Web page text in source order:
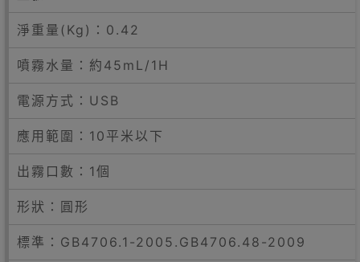
淨重量(Kg)：0.42
噴霧水量：約45mL/1H
電源方式：USB
應用範圍：10平米以下
出霧口數：1個
形狀：圓形
標準：GB4706.1-2005.GB4706.48-2009